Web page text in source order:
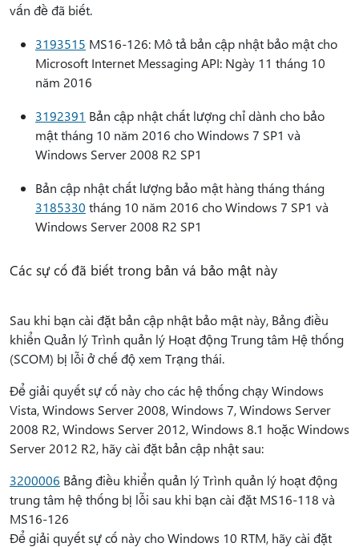
vấn đề đã biết.
3193515 MS16-126: Mô tả bản cập nhật bảo mật cho
Microsoft Internet Messaging API: Ngày 11 tháng 10
năm 2016
3192391 Bản cập nhật chất lượng chỉ dành cho bảo
mật tháng 10 năm 2016 cho Windows 7 SP1 và
Windows Server 2008 R2 SP1
Bản cập nhật chất lượng bảo mật hàng tháng tháng
3185330 tháng 10 năm 2016 cho Windows 7 SP1 và
Windows Server 2008 R2 SP1
Các sự cố đã biết trong bản vá bảo mật này
Sau khi bạn cài đặt bản cập nhật bảo mật này, Bảng điều
khiển Quản lý Trình quản lý Hoạt động Trung tâm Hệ thống
(SCOM) bị lỗi ở chế độ xem Trạng thái.
Để giải quyết sự cố này cho các hệ thống chạy Windows
Vista, Windows Server 2008, Windows 7, Windows Server
2008 R2, Windows Server 2012, Windows 8.1 hoặc Windows
Server 2012 R2, hãy cài đặt bản cập nhật sau:
3200006 Bảng điều khiển quản lý Trình quản lý hoạt động
trung tâm hệ thống bị lỗi sau khi bạn cài đặt MS16-118 và
MS16-126
Để giải quyết sự cố này cho Windows 10 RTM, hãy cài đặt